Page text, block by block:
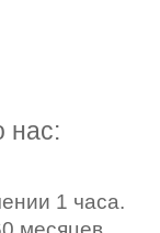
нас:
1 часа.